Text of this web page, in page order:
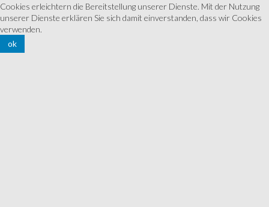
Cookies erleichtern die Bereitstellung unserer Dienste. Mit der Nutzung
unserer Dienste erklären Sie sich damit einverstanden, dass wir Cookies
verwenden.
ok